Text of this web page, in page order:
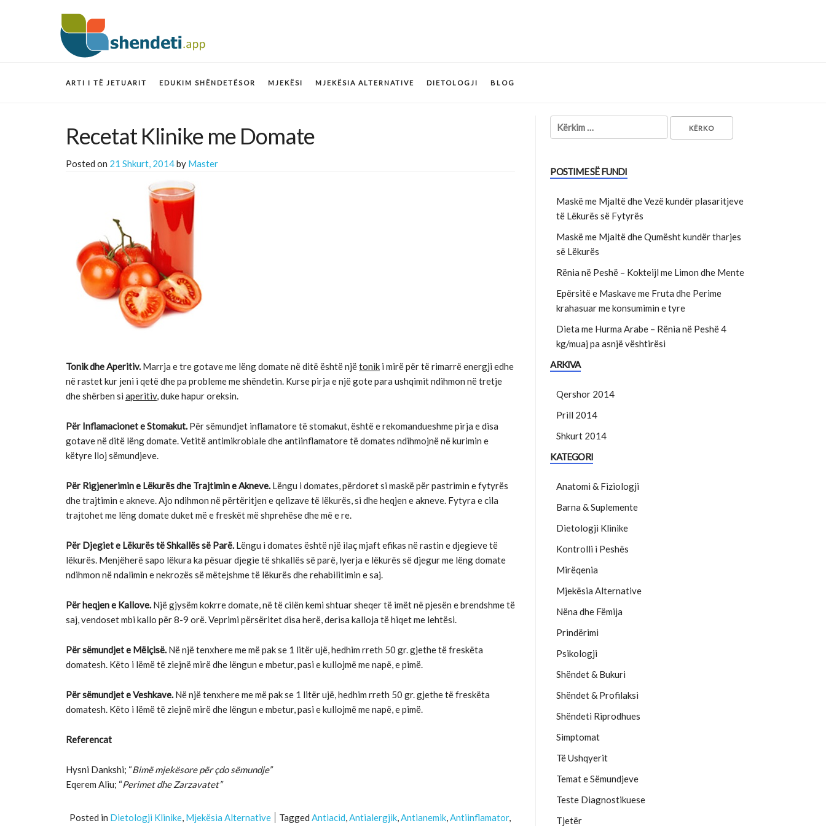
ARTI I TË JETUARIT EDUKIM SHËNDETËSOR MJEKËSI MJEKËSIA ALTERNATIVE DIETOLOGJI BLOG
Recetat Klinike me Domate
Posted on 21 Shkurt, 2014by Master
Tonik dhe Aperitiv. Marrja e tre gotave me lëng domate në ditë është njëtonik i mirë për të rimarrë energji edhe
në rastet kur jeni i qetë dhe pa probleme me shëndetin. Kurse pirja e një gote para ushqimit ndihmon në tretje
dhe shërben si aperitiv, duke hapur oreksin.
Për Inflamacionet e Stomakut. Për sëmundjet inflamatore të stomakut, është e rekomandueshme pirja e disa
gotave në ditë lëng domate. Vetitë antimikrobiale dhe antiinflamatore të domates ndihmojnë në kurimin e
këtyre lloj sëmundjeve.
Për Rigjenerimin e Lëkurës dhe Trajtimin e Akneve. Lëngu i domates, përdoret si maskë për pastrimin e fytyrës
dhe trajtimin e akneve. Ajo ndihmon në përtëritjen e qelizave të lëkurës, si dhe heqjen e akneve. Fytyra e cila
trajtohet me lëng domate duket më e freskët më shprehëse dhe më e re.
Për Djegiet e Lëkurës të Shkallës së Parë. Lëngu i domates është një ilaç mjaft efikas në rastin e djegieve të
lëkurës. Menjëherë sapo lëkura ka pësuar djegie të shkallës së parë, lyerja e lëkurës së djegur me lëng domate
ndihmon në ndalimin e nekrozës së mëtejshme të lëkurës dhe rehabilitimin e saj.
Për heqjen e Kallove. Një gjysëm kokrre domate, në të cilën kemi shtuar sheqer të imët në pjesën e brendshme të
saj, vendoset mbi kallo për 8-9 orë. Veprimi përsëritet disa herë, derisa kalloja të hiqet me lehtësi.
Për sëmundjet e Mëlçisë. Në një tenxhere me më pak se 1 litër ujë, hedhim rreth 50 gr. gjethe të freskëta
domatesh. Këto i lëmë të ziejnë mirë dhe lëngun e mbetur, pasi e kullojmë me napë, e pimë.
Për sëmundjet eVeshkave. Në një tenxhere me më pak se 1 litër ujë, hedhim rreth 50 gr. gjethe të freskëta
domatesh. Këto i lëmë të ziejnë mirë dhe lëngun e mbetur, pasi e kullojmë me napë, e pimë.
Referencat
Hysni Dankshi; “Bimë mjekësore për çdo sëmundje”
Eqerem Aliu; “Perimet dhe Zarzavatet”
Posted in Dietologji Klinike, Mjekësia Alternative Tagged Antiacid,Antialergjik,Antianemik,Antiinflamator,
Kërko për:
POSTIME SË FUNDI
Maskë me Mjaltë dhe Vezë kundër plasaritjeve
të Lëkurës së Fytyrës
Maskë me Mjaltë dhe Qumësht kundër tharjes
së Lëkurës
Rënia në Peshë – Kokteijl me Limon dhe Mente
Epërsitë e Maskave me Fruta dhe Perime
krahasuar me konsumimin e tyre
Dieta me Hurma Arabe – Rënia në Peshë 4
kg/muaj pa asnjë vështirësi
ARKIVA
Qershor 2014
Prill 2014
Shkurt 2014
KATEGORI
Anatomi & Fiziologji
Barna & Suplemente
Dietologji Klinike
Kontrolli i Peshës
Mirëqenia
Mjekësia Alternative
Nëna dhe Fëmija
Prindërimi
Psikologji
Shëndet & Bukuri
Shëndet & Profilaksi
Shëndeti Riprodhues
Simptomat
Të Ushqyerit
Temat e Sëmundjeve
Teste Diagnostikuese
Tjetër